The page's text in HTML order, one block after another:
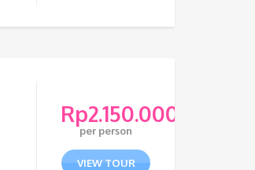
Rp2.150.000
per person
VIEW TOUR